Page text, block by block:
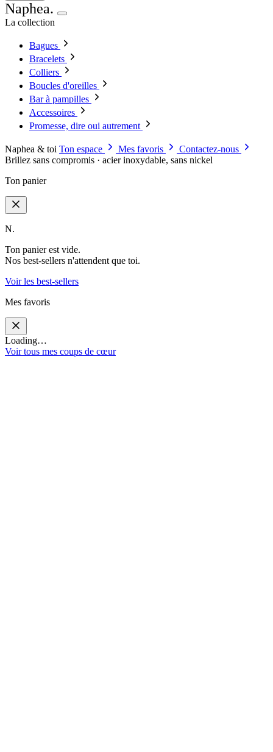
Naphea.
La collection
Bagues
Bracelets
Colliers
Boucles d'oreilles
Bar à pampilles
Accessoires
Promesse, dire oui autrement
Naphea & toi Ton espace Mes favoris
Contactez-nous
Brillez sans compromis · acier inoxydable, sans nickel
Ton panier
N.
Ton panier est vide.
Nos best-sellers n'attendent que toi.
Voir les best-sellers
Mes favoris
Loading…
Voir tous mes coups de cœur